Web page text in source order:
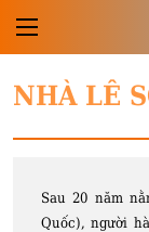
NHÀ LÊ
Sau 20 năm
Quốc), người